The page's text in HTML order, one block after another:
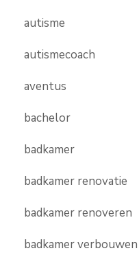
autisme
autismecoach
aventus
bachelor
badkamer
badkamer renovatie
badkamer renoveren
badkamer verbouwen